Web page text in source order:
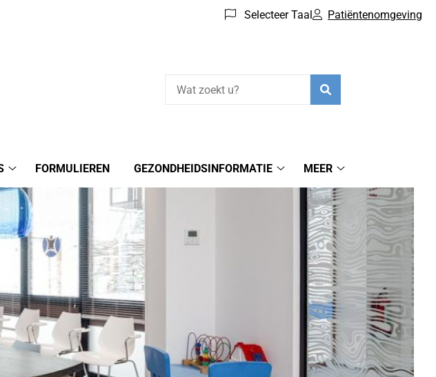
Selecteer Taal Patiëntenomgeving
submenu
FORMULIEREN
GEZONDHEIDSINFORMATIE
submenu
MEER
submenu